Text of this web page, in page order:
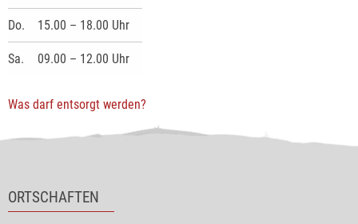
Do. 15.00 – 18.00 Uhr
Sa. 09.00 – 12.00 Uhr
Was darf entsorgt werden?
ORTSCHAFTEN